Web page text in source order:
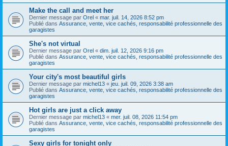
Make the call and meet her
Dernier message par Orel « mar. juil. 14, 2026 8:52 pm
Publié dans Assurance, vente, vice cachés, responsabilité professionnelle des
garagistes
She's not virtual
Dernier message par Orel « dim. juil. 12, 2026 9:16 pm
Publié dans Assurance, vente, vice cachés, responsabilité professionnelle des
garagistes
Your city's most beautiful girls
Dernier message par michel13 « jeu. juil. 09, 2026 3:38 am
Publié dans Assurance, vente, vice cachés, responsabilité professionnelle des
garagistes
Hot girls are just a click away
Dernier message par michel13 « mer. juil. 08, 2026 11:54 pm
Publié dans Assurance, vente, vice cachés, responsabilité professionnelle des
garagistes
Sexy girls for tonight only